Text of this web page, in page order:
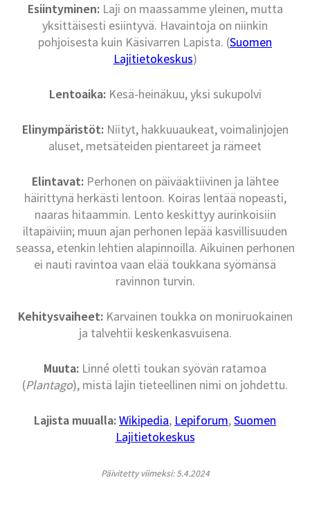
Esiintyminen:Laji on maassamme yleinen, mutta
yksittäisesti esiintyvä. Havaintoja on niinkin
pohjoisesta kuin Käsivarren Lapista. (Suomen
Lajitietokeskus)
Lentoaika:Kesä-heinäkuu, yksi sukupolvi
Elinympäristöt:Niityt, hakkuuaukeat, voimalinjojen
aluset, metsäteiden pientareet ja rämeet
Elintavat:Perhonen on päiväaktiivinen ja lähtee
häirittynä herkästi lentoon. Koiras lentää nopeasti,
naaras hitaammin. Lento keskittyy aurinkoisiin
iltapäiviin; muun ajan perhonen lepää kasvillisuuden
seassa, etenkin lehtien alapinnoilla. Aikuinen perhonen
ei nauti ravintoa vaan elää toukkana syömänsä
ravinnon turvin.
Kehitysvaiheet:Karvainen toukka on moniruokainen
ja talvehtii keskenkasvuisena.
Muuta: Linné oletti toukan syövän ratamoa
(Plantago), mistä lajin tieteellinen nimi on johdettu.
Lajista muualla:Wikipedia, Lepiforum,Suomen
Lajitietokeskus
Päivitetty viimeksi: 5.4.2024